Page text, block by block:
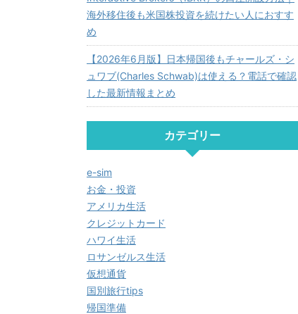
海外移住後も米国株投資を続けたい人におすす
め
【2026年6月版】日本帰国後もチャールズ・シ
ュワブ(Charles Schwab)は使える？電話で確認
した最新情報まとめ
カテゴリー
e-sim
お金・投資
アメリカ生活
クレジットカード
ハワイ生活
ロサンゼルス生活
仮想通貨
国別旅行tips
帰国準備